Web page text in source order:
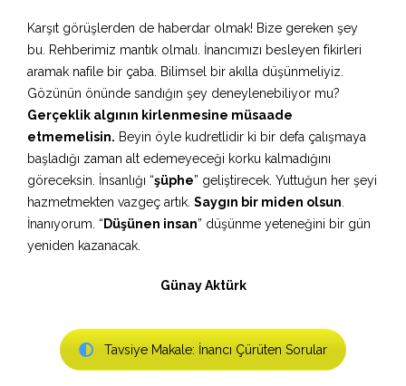
Karşıt görüşlerden de haberdar olmak! Bize gereken şey
bu. Rehberimiz mantık olmalı. İnancımızı besleyen fikirleri
aramak nafile bir çaba. Bilimsel bir akılla düşünmeliyiz.
Gözünün önünde sandığın şey deneylenebiliyor mu?
Gerçeklik algının kirlenmesine müsaade
etmemelisin. Beyin öyle kudretlidir ki bir defa çalışmaya
başladığı zaman alt edemeyeceği korku kalmadığını
göreceksin. İnsanlığı “şüphe” geliştirecek. Yuttuğun her şeyi
hazmetmekten vazgeç artık. Saygın bir miden olsun
İnanıyorum. “ Düşünen insan” düşünme yeteneğini bir gün
yeniden kazanacak.
Günay Aktürk
Tavsiye Makale: İnancı Çürüten Sorular